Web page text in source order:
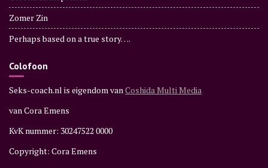
Zomer Zin
Perhaps based on a true story….
Colofoon
Seks-coach.nl is eigendom van Coshida Multi Media
van Cora Emens
KvK nummer: 30247522 0000
Copyright: Cora Emens